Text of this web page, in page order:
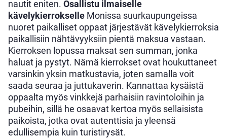
nautit eniten. Osallistu ilmaiselle
kävelykierrokselle Monissa suurkaupungeissa
nuoret paikalliset oppaat järjestävät kävelykierroksia
paikallisiin nähtävyyksiin pientä maksua vastaan.
Kierroksen lopussa maksat sen summan, jonka
haluat ja pystyt. Nämä kierrokset ovat houkuttaneet
varsinkin yksin matkustavia, joten samalla voit
saada seuraa ja juttukaverin. Kannattaa kysäistä
oppaalta myös vinkkejä parhaisiin ravintoloihin ja
pubeihin, sillä he osaavat kertoa myös sellaisista
paikoista, jotka ovat autenttisia ja yleensä
edullisempia kuin turistirysät.